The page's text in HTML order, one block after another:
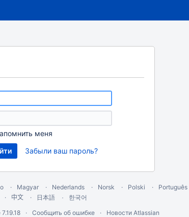
меня
Забыли ваш пароль?
Magyar Nederlands Norsk Polski Português
中文 日本語
한국어
7.19.18 Сообщить об ошибке Новости Atlassian